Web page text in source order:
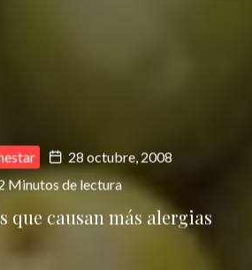
28 octubre, 2008
Minutos de lectura
que causan más alergias